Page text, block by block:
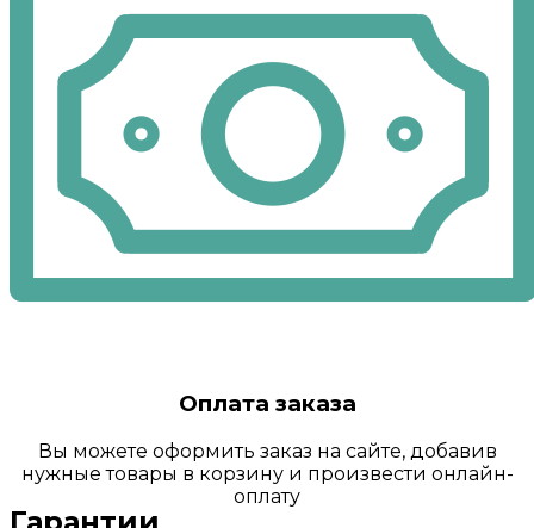
Оплата заказа
Вы можете оформить заказ на сайте, добавив
нужные товары в корзину и произвести онлайн-
оплату
Гарантии